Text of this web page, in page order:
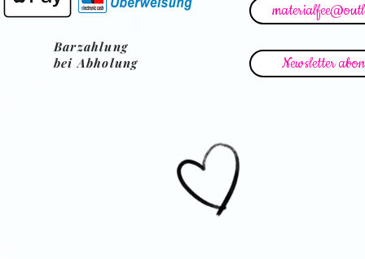
Barzahlung
bei Abholung
Newsletter